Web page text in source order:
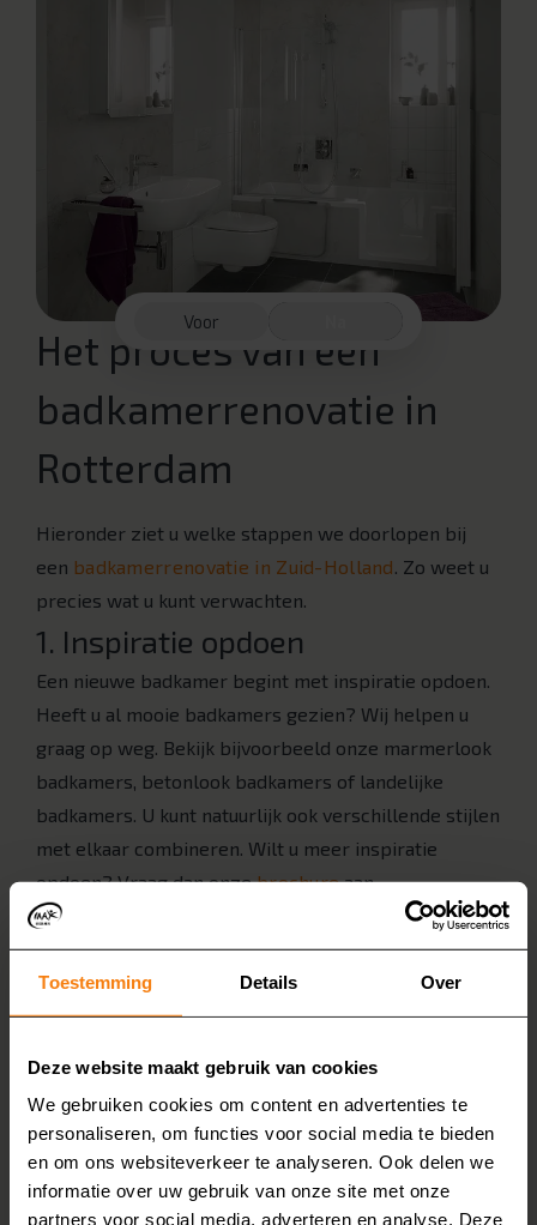
Toestemming Details Over
Deze website maakt gebruik van cookies
We gebruiken cookies om content en advertenties te
personaliseren, om functies voor social media te bieden
en om ons websiteverkeer te analyseren. Ook delen we
informatie over uw gebruik van onze site met onze
partners voor social media, adverteren en analyse. Deze
Voor
Het proces van een
badkamerrenovatie in
Rotterdam
Hieronder ziet u welke stappen we doorlopen bij
een badkamerrenovatie in Zuid-Holland. Zo weet u
precies wat u kunt verwachten.
1. Inspiratie opdoen
Een nieuwe badkamer begint met inspiratie opdoen.
Heeft u al mooie badkamers gezien? Wij helpen u
graag op weg. Bekijk bijvoorbeeld onze marmerlook
badkamers, betonlook badkamers of landelijke
badkamers. U kunt natuurlijk ook verschillende stijlen
met elkaar combineren. Wilt u meer inspiratie
opdoen? Vraag dan onzebrochureaan.
2. Wensen in kaart brengen
badkamer renoveren? En wilt u bijvoorbeeld een
uw eigen wensen in kaart, zodat u over een paar
weken een badkamer hebt die volledig aan uw
behoeftes voldoet.
3. Gratis thuisadvies en inmeten
We nemen graag samen alle mogelijkheden door